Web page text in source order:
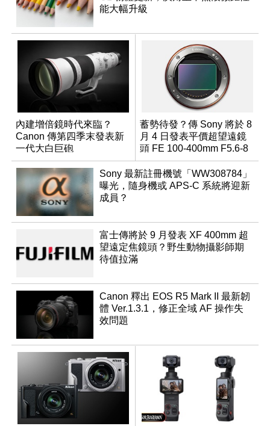
能大幅升級
內建增倍鏡時代來臨？
Canon 傳第四季末發表新
一代大白巨砲
蓄勢待發？傳 Sony 將於 8
月 4 日發表平價超望遠鏡
頭 FE 100-400mm F5.6-8
Sony 最新註冊機號「WW308784」
曝光，隨身機或 APS-C 系統將迎新
成員？
富士傳將於 9 月發表 XF 400mm 超
望遠定焦鏡頭？野生動物攝影師期
待值拉滿
Canon 釋出 EOS R5 Mark II 最新韌
體 Ver.1.3.1，修正全域 AF 操作失
效問題